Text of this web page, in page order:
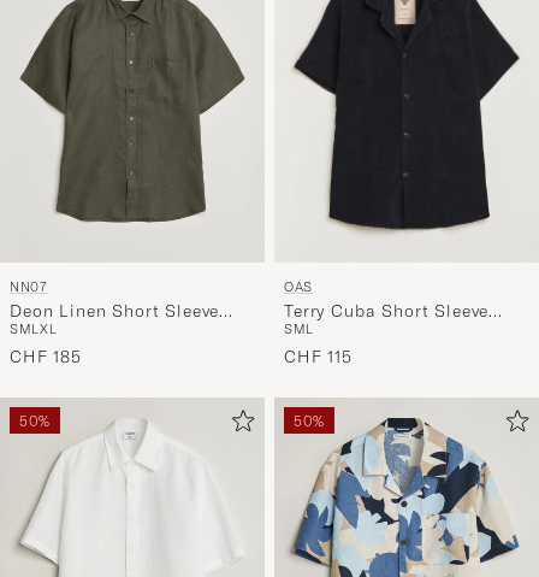
NN07
Deon Linen Short Sleeve
Shirt Dark Army
SMLXL
CHF 185
OAS
Terry Cuba Short Sleeve
Shirt Black
SML
CHF 115
50% 50%